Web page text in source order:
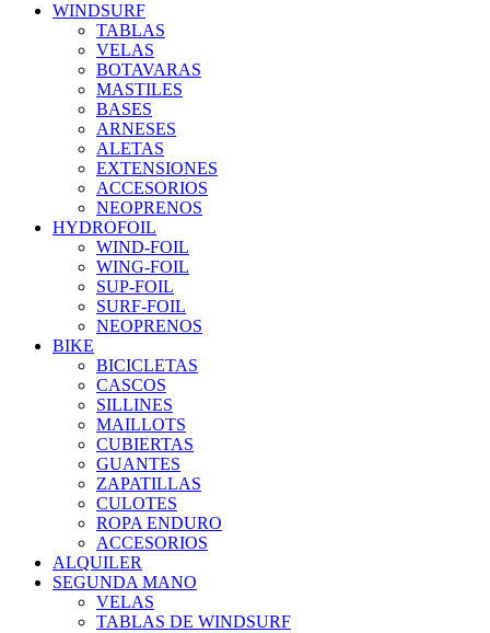
WINDSURF
TABLAS
VELAS
BOTAVARAS
MASTILES
BASES
ARNESES
ALETAS
EXTENSIONES
ACCESORIOS
NEOPRENOS
HYDROFOIL
WIND-FOIL
WING-FOIL
SUP-FOIL
SURF-FOIL
NEOPRENOS
BIKE
BICICLETAS
CASCOS
SILLINES
MAILLOTS
CUBIERTAS
GUANTES
ZAPATILLAS
CULOTES
ROPA ENDURO
ACCESORIOS
ALQUILER
SEGUNDA MANO
VELAS
TABLAS DE WINDSURF